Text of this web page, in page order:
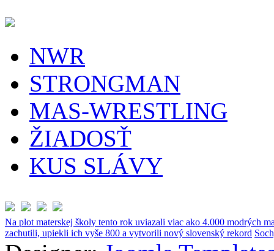
NWR
STRONGMAN
MAS-WRESTLING
ŽIADOSŤ
KUS SLÁVY
Na plot materskej školy tento rok uviazali viac ako 4.000 modrých
zachutili, upiekli ich vyše 800 a vytvorili nový slovenský rekord